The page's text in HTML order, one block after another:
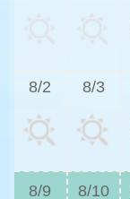
8/2 8/3
8/9 8/10